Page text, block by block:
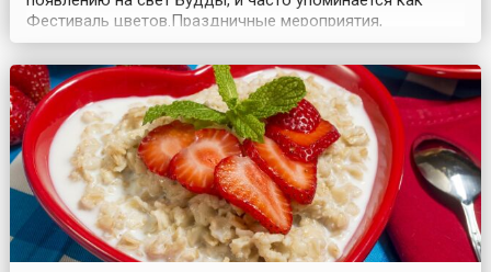
Фестиваль цветов.Праздничные мероприятия,
посвящённые Дню Рождения основателя одной из
мировых религий, были известны ещё в начале нашей
эры, хотя популярность приобрели во второй половине
19 века.Все церемониальные действия, проводящиеся в
этот ден...